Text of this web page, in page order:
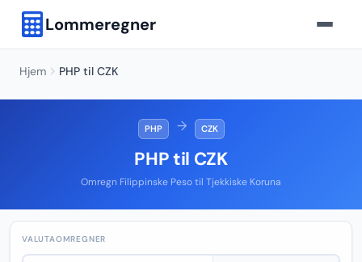
Lommeregner
Hjem PHP til CZK
PHP → CZK
PHP til CZK
Omregn Filippinske Peso til Tjekkiske Koruna
VALUTAOMREGNER